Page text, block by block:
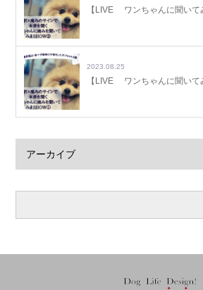
【LIVE ワンちゃんに聞いて
2023.08.25
【LIVE ワンちゃんに聞いて